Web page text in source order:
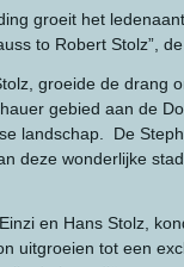
groeit het
to Robert Stolz”,
groeide de
gebied aan de
landschap. De
deze wonderlijke
en Hans Stolz,
uitgroeien tot een